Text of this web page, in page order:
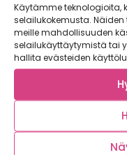
Käytämme teknologioita,
selailukokemusta.
meille mahdollisuuden
selailukäyttäytymistä tai
hallita evästeiden
Tilaa